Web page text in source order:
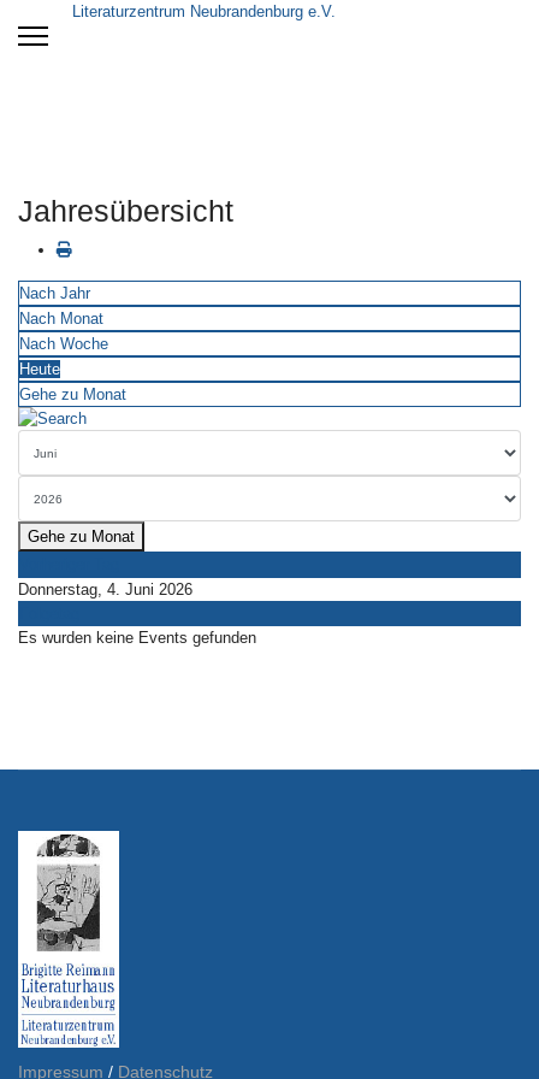
Literaturzentrum Neubrandenburg e.V.
Jahresübersicht
Nach Jahr
Nach Monat
Nach Woche
Heute
Gehe zu Monat
Gehe zu Monat
Donnerstag, 4. Juni 2026
Es wurden keine Events gefunden
Impressum / Datenschutz